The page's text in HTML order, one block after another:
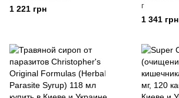
1 221 грн
г
1 341 грн